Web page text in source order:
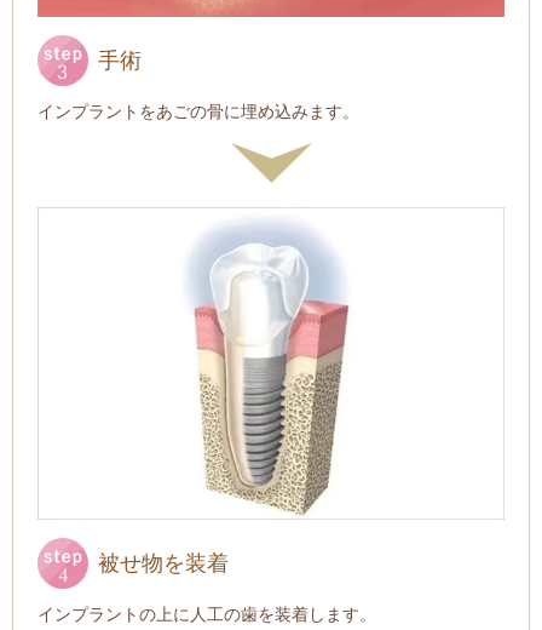
手術
インプラントをあごの骨に埋め込みます。
被せ物を装着
インプラントの上に人工の歯を装着します。